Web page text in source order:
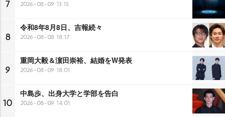
7 2026-08-09 13:15
8
令和8年8月8日、吉報続々
2026-08-08 18:17
9
重岡大毅＆濵田崇裕、結婚をW発表
2026-08-09 18:01
10
中島歩、出身大学と学部を告白
2026-08-09 14:01